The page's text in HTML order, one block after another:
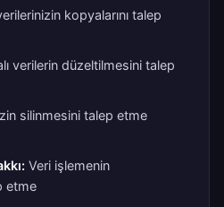
kopyalarını talep
verilerin düzeltilmesini talep
silinmesini talep etme
Veri işlemenin
etme